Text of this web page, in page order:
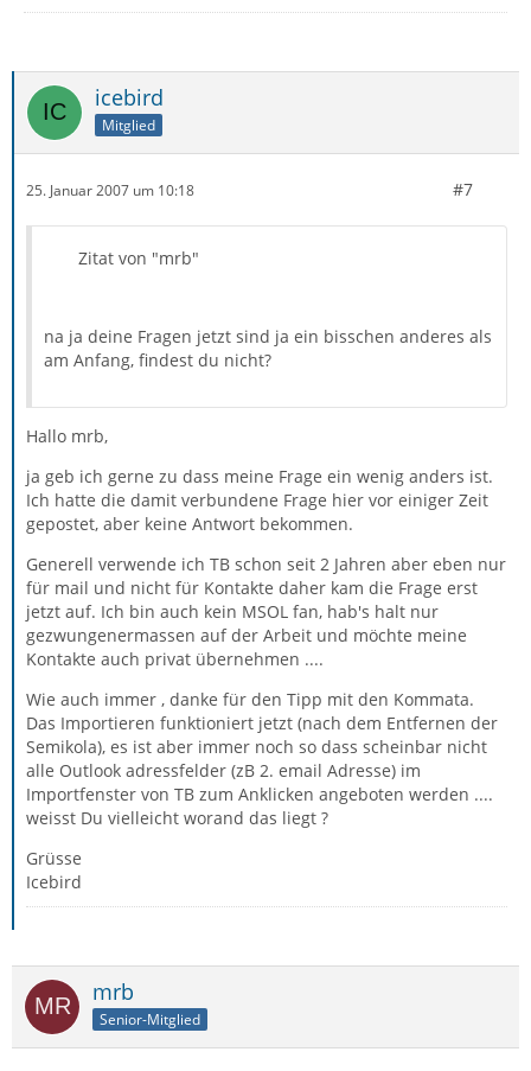
icebird
Mitglied
25. Januar 2007 um 10:18 #7
Zitat von "mrb"
na ja deine Fragen jetzt sind ja ein bisschen anderes als
am Anfang, findest du nicht?
Hallo mrb,
ja geb ich gerne zu dass meine Frage ein wenig anders ist.
Ich hatte die damit verbundene Frage hier vor einiger Zeit
gepostet, aber keine Antwort bekommen.
Generell verwende ich TB schon seit 2 Jahren aber eben nur
für mail und nicht für Kontakte daher kam die Frage erst
jetzt auf. Ich bin auch kein MSOL fan, hab's halt nur
gezwungenermassen auf der Arbeit und möchte meine
Kontakte auch privat übernehmen ....
Wie auch immer , danke für den Tipp mit den Kommata.
Das Importieren funktioniert jetzt (nach dem Entfernen der
Semikola), es ist aber immer noch so dass scheinbar nicht
alle Outlook adressfelder (zB 2. email Adresse) im
Importfenster von TB zum Anklicken angeboten werden ....
weisst Du vielleicht worand das liegt ?
Grüsse
Icebird
mrb
Senior-Mitglied